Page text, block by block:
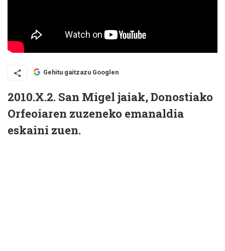
Gehitu gaitzazu Googlen
2010.X.2. San Migel jaiak, Donostiako
Orfeoiaren zuzeneko emanaldia
eskaini zuen.